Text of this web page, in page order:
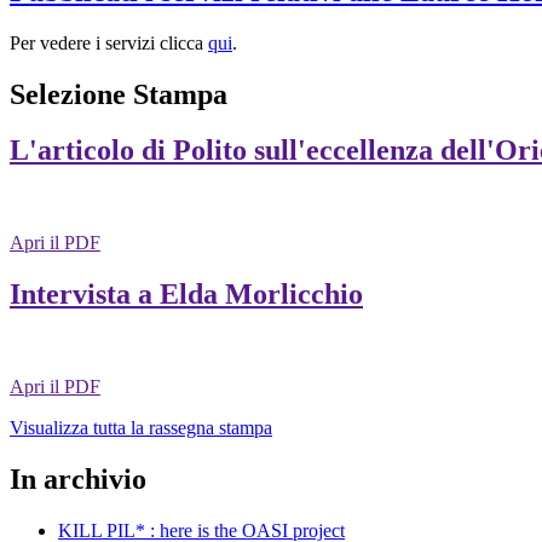
Per vedere i servizi clicca qui.
Selezione Stampa
L'articolo di Polito sull'eccellenza
Apri il PDF
Intervista a Elda Morlicchio
Apri il PDF
Visualizza tutta la rassegna stampa
In archivio
KILL PIL* : here is the OASI project